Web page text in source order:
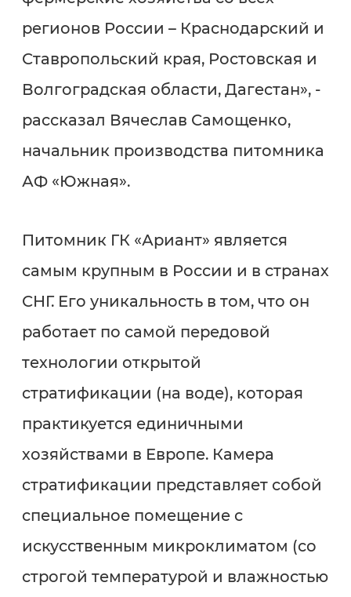
регионов России – Краснодарский и
Ставропольский края, Ростовская и
Волгоградская области, Дагестан», -
рассказал Вячеслав Самощенко,
начальник производства питомника
АФ «Южная».
Питомник ГК «Ариант» является
самым крупным в России и в странах
СНГ. Его уникальность в том, что он
работает по самой передовой
технологии открытой
стратификации (на воде), которая
практикуется единичными
хозяйствами в Европе. Камера
стратификации представляет собой
специальное помещение с
искусственным микроклиматом (со
строгой температурой и влажностью